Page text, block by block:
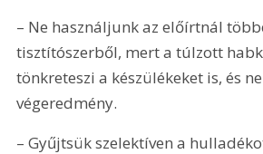
– Ne használjunk az előírtnál
tisztítószerből, mert a túlzott
tönkreteszi a készülékeket is, és
végeredmény.
– Gyűjtsük szelektíven a